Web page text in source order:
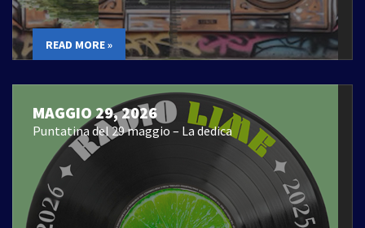
READ MORE »
MAGGIO 29, 2026
Puntatina del 29 maggio – La dedica